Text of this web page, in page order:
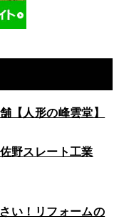
人形の峰雲堂】
野スレート工業
い！リフォームの